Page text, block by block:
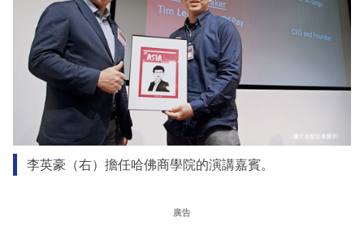
李英豪（右）擔任哈佛商學院的演講嘉賓。
廣告